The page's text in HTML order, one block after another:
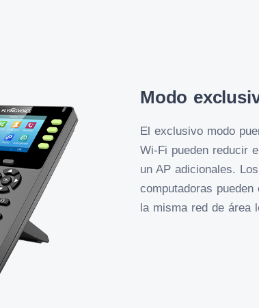
Modo
El exclusivo modo
Wi-Fi pueden reducir
un AP adicionales.
computadoras
la misma red de área